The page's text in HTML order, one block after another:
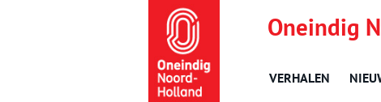
Oneindig
VERHALEN